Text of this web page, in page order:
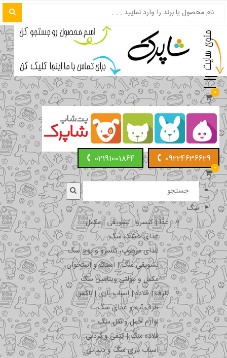
0
09224636629
02191001864
0
سگ
غذا | کنسرو | تشویقی | مکمل
غذای خشک سگ
غذای مرطوب، کنسرو و پوچ سگ
تشویقی سگ | اسنک و استخوان
مکمل و مولتی ویتامین سگ
ظرف | قلاده | اسباب بازی | باکس
ظرف آب و غذای سگ
لوازم حمل و نقل سگ
قلاده سگ | کتفی و گردنی
اسباب بازی سگ و دندانی